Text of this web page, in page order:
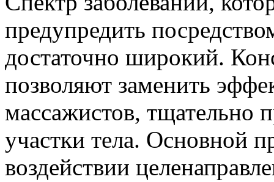
предупредить
достаточно широкий.
позволяют заменить
массажистов, тщательно
участки тела. Основной
воздействии